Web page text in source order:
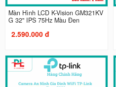
Màn Hình LCD K-Vision GM321KV
G 32" IPS 75Hz Màu Đen
2.590.000 đ